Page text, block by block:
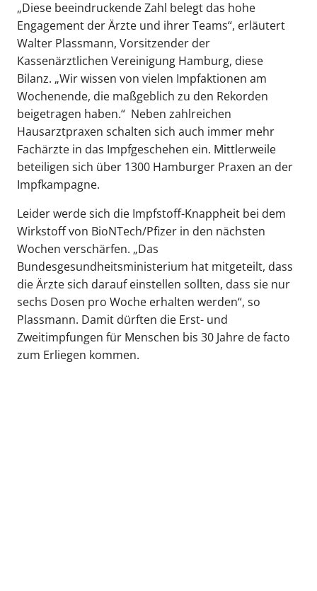
„Diese beeindruckende Zahl belegt das hohe
Engagement der Ärzte und ihrer Teams“, erläutert
Walter Plassmann, Vorsitzender der
Kassenärztlichen Vereinigung Hamburg, diese
Bilanz. „Wir wissen von vielen Impfaktionen am
Wochenende, die maßgeblich zu den Rekorden
beigetragen haben.“ Neben zahlreichen
Hausarztpraxen schalten sich auch immer mehr
Fachärzte in das Impfgeschehen ein. Mittlerweile
beteiligen sich über 1300 Hamburger Praxen an der
Impfkampagne.
Leider werde sich die Impfstoff-Knappheit bei dem
Wirkstoff von BioNTech/Pfizer in den nächsten
Wochen verschärfen. „Das
Bundesgesundheitsministerium hat mitgeteilt, dass
die Ärzte sich darauf einstellen sollten, dass sie nur
sechs Dosen pro Woche erhalten werden“, so
Plassmann. Damit dürften die Erst- und
Zweitimpfungen für Menschen bis 30 Jahre de facto
zum Erliegen kommen.